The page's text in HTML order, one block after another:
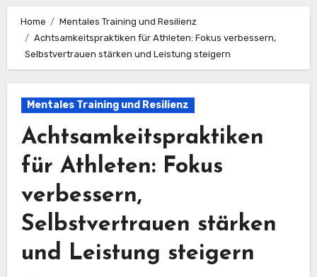
content
Home
Mentales Training und Resilienz
Achtsamkeitspraktiken für Athleten: Fokus verbessern,
Selbstvertrauen stärken und Leistung steigern
Mentales Training und Resilienz
Achtsamkeitspraktiken
für Athleten: Fokus
verbessern,
Selbstvertrauen stärken
und Leistung steigern